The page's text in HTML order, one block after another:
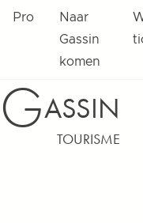
Pro
Naar
Gassin
komen
GASSIN
TOURISME